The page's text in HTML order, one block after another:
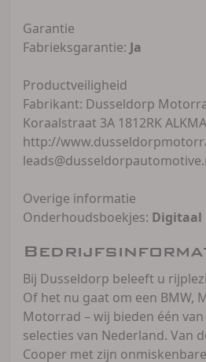
Garantie
Fabrieksgarantie: Ja
Productveiligheid
Fabrikant: Dusseldorp
Koraalstraat 3A 1812RK
http://
Overige informatie
Onderhoudsboekjes: Digitaal
Bij Dusseldorp beleeft u
Of het nu gaat om een BMW,
Motorrad – wij bieden één
selecties van Nederland. Van
Cooper met zijn